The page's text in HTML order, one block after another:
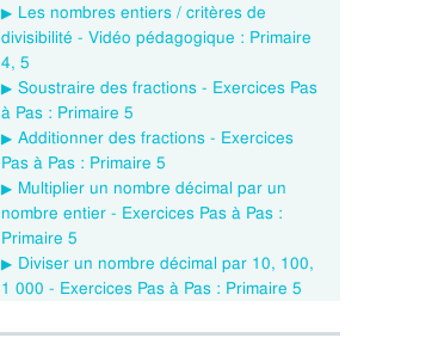
Les nombres entiers / critères de
divisibilité - Vidéo pédagogique : Primaire
4, 5
Soustraire des fractions - Exercices Pas
à Pas : Primaire 5
Additionner des fractions - Exercices
Pas à Pas : Primaire 5
Multiplier un nombre décimal par un
nombre entier - Exercices Pas à Pas :
Primaire 5
Diviser un nombre décimal par 10, 100,
1 000 - Exercices Pas à Pas : Primaire 5